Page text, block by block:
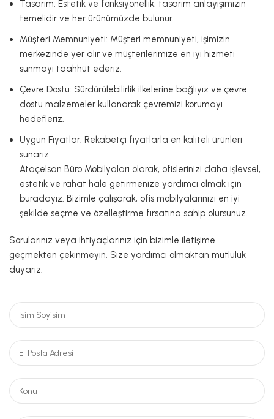
Tasarım: Estetik ve fonksiyonellik, tasarım anlayışımızın
temelidir ve her ürünümüzde bulunur.
Müşteri Memnuniyeti: Müşteri memnuniyeti, işimizin
merkezinde yer alır ve müşterilerimize en iyi hizmeti
sunmayı taahhüt ederiz.
Çevre Dostu: Sürdürülebilirlik ilkelerine bağlıyız ve çevre
dostu malzemeler kullanarak çevremizi korumayı
hedefleriz.
Uygun Fiyatlar: Rekabetçi fiyatlarla en kaliteli ürünleri
sunarız.
Ataçelsan Büro Mobilyaları olarak, ofislerinizi daha işlevsel,
estetik ve rahat hale getirmenize yardımcı olmak için
buradayız. Bizimle çalışarak, ofis mobilyalarınızı en iyi
şekilde seçme ve özelleştirme fırsatına sahip olursunuz.
Sorularınız veya ihtiyaçlarınız için bizimle iletişime
geçmekten çekinmeyin. Size yardımcı olmaktan mutluluk
duyarız.